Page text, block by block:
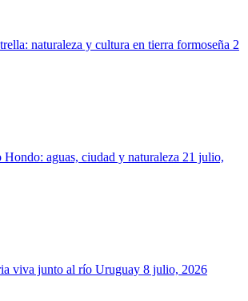
naturaleza y cultura en tierra formoseña 2
Hondo: aguas, ciudad y naturaleza 21 julio,
viva junto al río Uruguay 8 julio, 2026